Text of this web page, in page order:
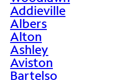
Addieville
Albers
Alton
Ashley
Aviston
Bartelso